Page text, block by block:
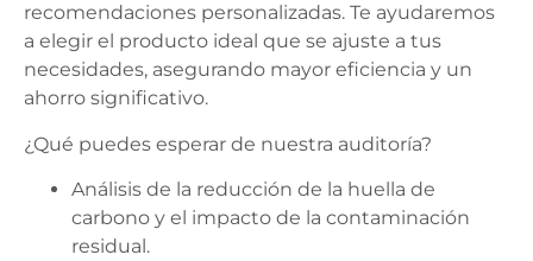
recomendaciones personalizadas. Te ayudaremos
a elegir el producto ideal que se ajuste a tus
necesidades, asegurando mayor eficiencia y un
ahorro significativo.
¿Qué puedes esperar de nuestra auditoría?
Análisis de la reducción de la huella de
carbono y el impacto de la contaminación
residual.